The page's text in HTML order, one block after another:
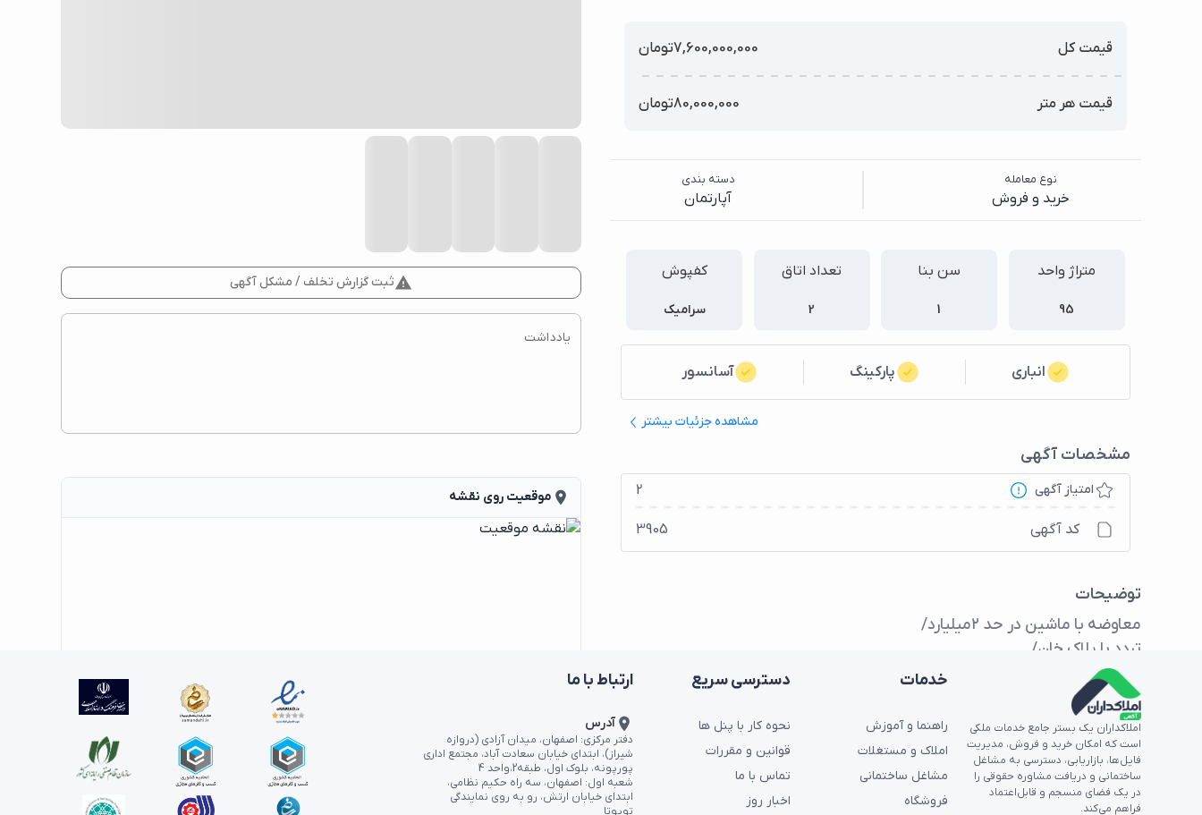
قیمت کل 7,600,000,000تومان
قیمت هر متر 80,000,000تومان
نوع معامله
خرید و فروش
دسته بندی
آپارتمان
متراژ واحد
95
سن بنا
1
تعداد اتاق
2
کفپوش
سرامیک
انباری پارکینگ آسانسور
مشاهده جزئیات بیشتر
مشخصات آگهی
امتیاز آگهی 2
کد آگهی 3905
توضیحات
تنها بلوک داری آب برق گاز/
معاوضه
report_problemثبت گزارش تخلف / مشکل آگهی
place موقعیت روی نقشه
املاکداران یک بستر جامع خدمات ملکی
است که امکان خرید و فروش، مدیریت
فایل‌ها، بازاریابی، دسترسی به مشاغل
ساختمانی و دریافت مشاوره حقوقی را
در یک فضای منسجم و قابل‌اعتماد
فراهم می‌کند.
خدمات
راهنما و آموزش
املاک و مستغلات
مشاغل ساختمانی
فروشگاه
دسترسی سریع
نحوه کار با پنل ها
قوانین و مقررات
تماس با ما
اخبار روز
ارتباط با ما
location_on آدرس
دفتر مرکزی: اصفهان، میدان آزادی (دروازه
شیراز)، ابتدای خیابان سعادت آباد، مجتمع اداری
پورپونه، بلوک اول، طبقه2،واحد 4
شعبه اول: اصفهان، سه راه حکیم نظامی،
ابتدای خیابان ارتش، رو به روی نمایندگی
تویوتا